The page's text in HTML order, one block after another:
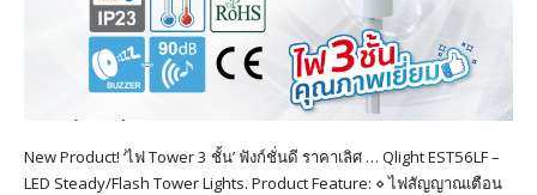
New Product! ‘ไฟ Tower 3 ชั้น’ ฟังก์ชั่นดี ราคาเลิศ … Qlight EST56LF –
LED Steady/Flash Tower Lights. Product Feature: ⋄ ไฟสัญญาณเตือน